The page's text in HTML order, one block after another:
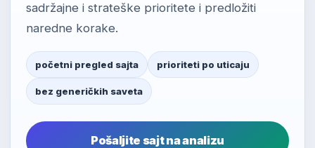
sadržajne i strateške prioritete i predložiti
naredne korake.
početni pregled sajta prioriteti po uticaju
bez generičkih saveta
Pošaljite sajt na analizu